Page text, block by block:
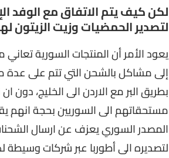
لكن كيف يتم الاتفاق مع الوفد
لتصدير الحمضيات وزيت الزيتون
يعود الأمر أن المنتجات السورية
إلى مشاكل بالشحن التي تتم على عدة
بطريق البر مع الاردن الى الخليج،
مستحقاتهم الى السوريين بحجة
المصدر السوري يعزف عن ارسال
لتصديره الى أطوربا عبر شركات وسيطة